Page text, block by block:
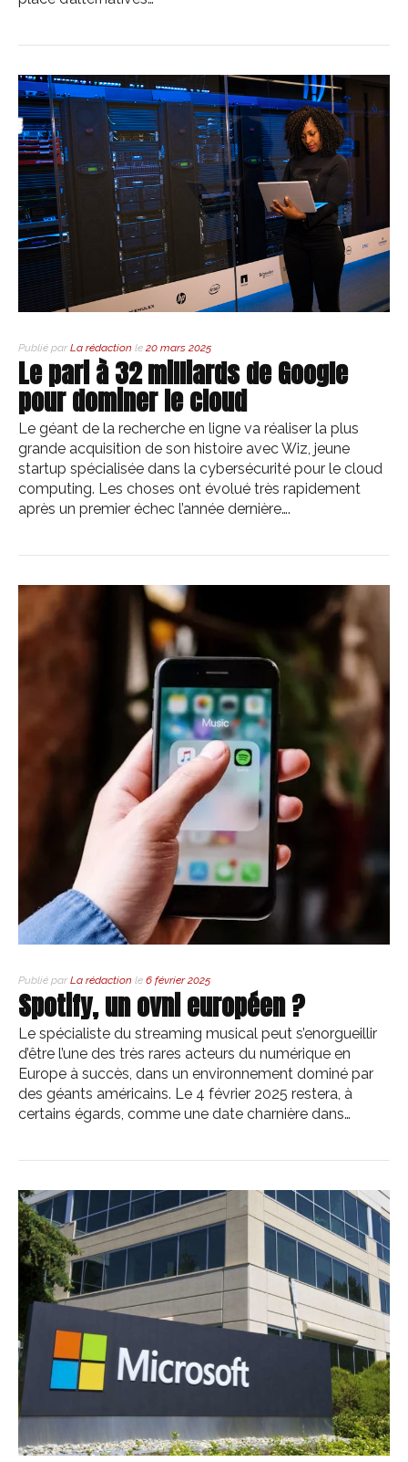
Publié par La rédaction le 20 mars 2025
Le pari à 32 milliards de Google
pour dominer le cloud
Le géant de la recherche en ligne va réaliser la plus
grande acquisition de son histoire avec Wiz, jeune
startup spécialisée dans la cybersécurité pour le cloud
computing. Les choses ont évolué très rapidement
après un premier échec l’année dernière….
Publié par La rédaction le 6 février 2025
Spotify, un ovni européen ?
Le spécialiste du streaming musical peut s’enorgueillir
d’être l’une des très rares acteurs du numérique en
Europe à succès, dans un environnement dominé par
des géants américains. Le 4 février 2025 restera, à
certains égards, comme une date charnière dans…